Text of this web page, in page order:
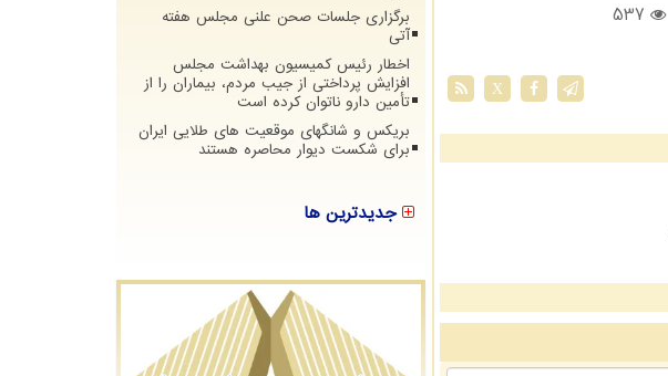
537
X
برگزاری جلسات صحن علنی مجلس هفته
آتی
اخطار رئیس کمیسیون بهداشت مجلس
افزایش پرداختی از جیب مردم، بیماران را از
تأمین دارو ناتوان کرده است
بریکس و شانگهای موقعیت های طلایی ایران
برای شکست دیوار محاصره هستند
جدیدترین ها